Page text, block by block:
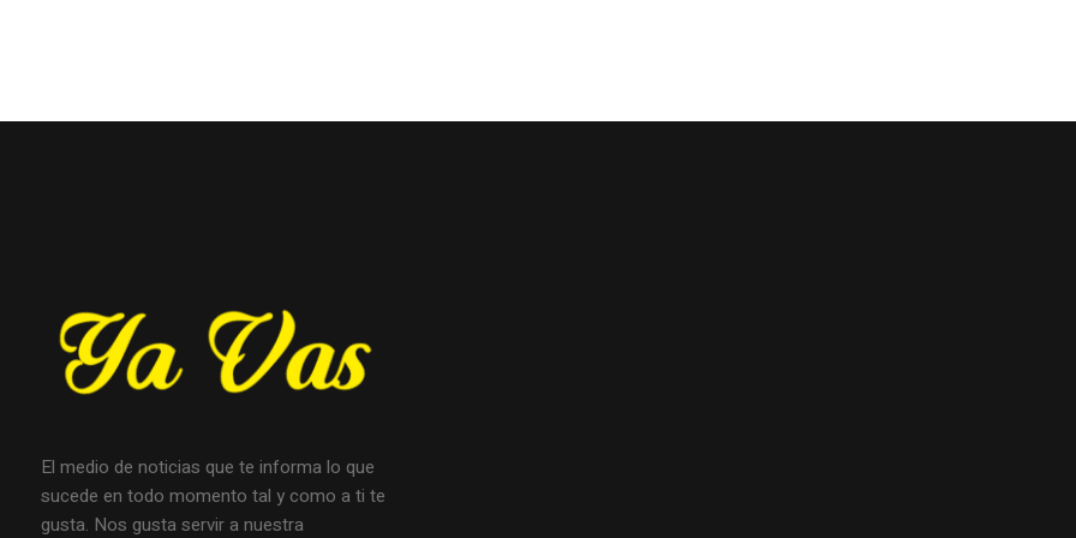
El medio de noticias que te informa lo que
sucede en todo momento tal y como a ti te
gusta. Nos gusta servir a nuestra